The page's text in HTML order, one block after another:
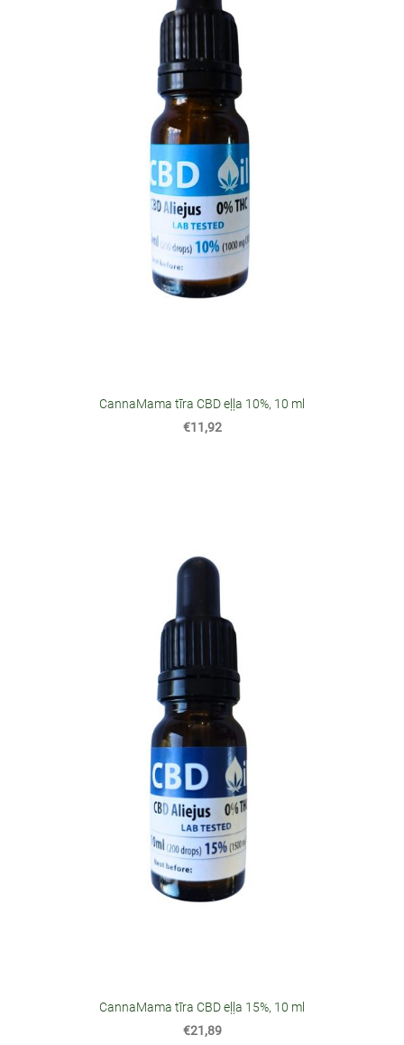
CannaMama tīra CBD eļļa 10%, 10 ml
€11,92
CannaMama tīra CBD eļļa 15%, 10 ml
€21,89